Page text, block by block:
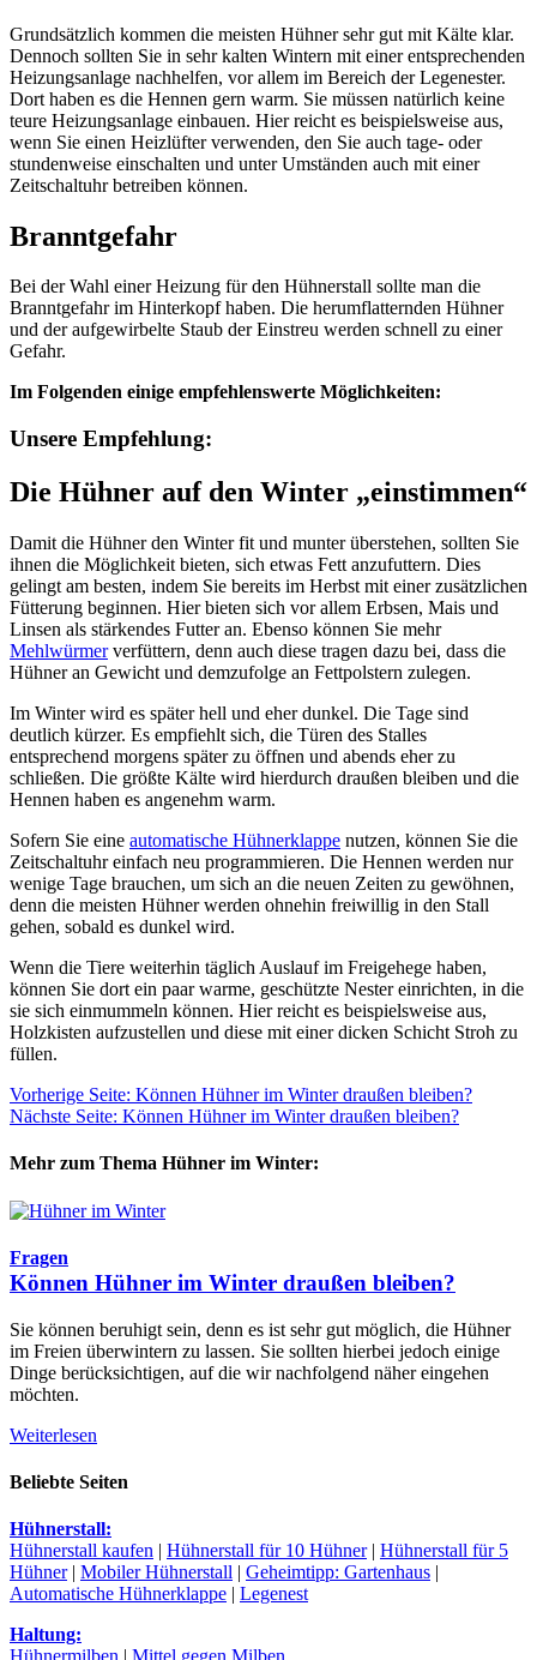
Grundsätzlich kommen die meisten Hühner sehr gut mit Kälte klar.
Dennoch sollten Sie in sehr kalten Wintern mit einer entsprechenden
Heizungsanlage nachhelfen, vor allem im Bereich der Legenester.
Dort haben es die Hennen gern warm. Sie müssen natürlich keine
teure Heizungsanlage einbauen. Hier reicht es beispielsweise aus,
wenn Sie einen Heizlüfter verwenden, den Sie auch tage- oder
stundenweise einschalten und unter Umständen auch mit einer
Zeitschaltuhr betreiben können.
Branntgefahr
Bei der Wahl einer Heizung für den Hühnerstall sollte man die
Branntgefahr im Hinterkopf haben. Die herumflatternden Hühner
und der aufgewirbelte Staub der Einstreu werden schnell zu einer
Gefahr.
Im Folgenden einige empfehlenswerte Möglichkeiten:
Unsere Empfehlung:
Die Hühner auf den Winter „einstimmen“
Damit die Hühner den Winter fit und munter überstehen, sollten Sie
ihnen die Möglichkeit bieten, sich etwas Fett anzufuttern. Dies
gelingt am besten, indem Sie bereits im Herbst mit einer zusätzlichen
Fütterung beginnen. Hier bieten sich vor allem Erbsen, Mais und
Linsen als stärkendes Futter an. Ebenso können Sie mehr
Mehlwürmerverfüttern, denn auch diese tragen dazu bei, dass die
Hühner an Gewicht und demzufolge an Fettpolstern zulegen.
Im Winter wird es später hell und eher dunkel. Die Tage sind
deutlich kürzer. Es empfiehlt sich, die Türen des Stalles
entsprechend morgens später zu öffnen und abends eher zu
schließen. Die größte Kälte wird hierdurch draußen bleiben und die
Hennen haben es angenehm warm.
Sofern Sie eine automatische Hühnerklappe nutzen, können Sie die
Zeitschaltuhr einfach neu programmieren. Die Hennen werden nur
wenige Tage brauchen, um sich an die neuen Zeiten zu gewöhnen,
denn die meisten Hühner werden ohnehin freiwillig in den Stall
gehen, sobald es dunkel wird.
Wenn die Tiere weiterhin täglich Auslauf im Freigehege haben,
können Sie dort ein paar warme, geschützte Nester einrichten, in die
sie sich einmummeln können. Hier reicht es beispielsweise aus,
Holzkisten aufzustellen und diese mit einer dicken Schicht Stroh zu
füllen.
Vorherige Seite: Können Hühner im Winter draußen bleiben?
Nächste Seite: Können Hühner im Winter draußen bleiben?
Mehr zum Thema Hühner im Winter:
Fragen
Können Hühner im Winter draußen bleiben?
Sie können beruhigt sein, denn es ist sehr gut möglich, die Hühner
im Freien überwintern zu lassen. Sie sollten hierbei jedoch einige
Dinge berücksichtigen, auf die wir nachfolgend näher eingehen
möchten.
Weiterlesen
Beliebte Seiten
Hühnerstall:
Hühnerstall kaufen
Hühnerstall für 10 Hühner| Hühnerstall für 5
Hühner| Mobiler Hühnerstall Geheimtipp: Gartenhaus
Automatische Hühnerklappe
Legenest
Haltung: